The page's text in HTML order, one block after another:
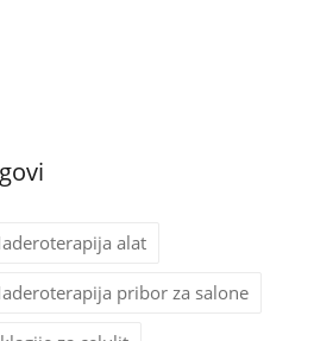
alat
pribor za salone